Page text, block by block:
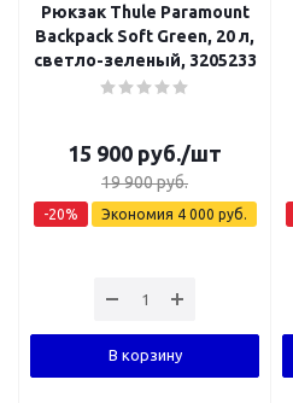
Рюкзак Thule Paramount
Backpack Soft Green, 20 л,
светло-зеленый, 3205233
15 900 руб./шт
19 900руб.
-20% Экономия 4 000 руб.
В корзину